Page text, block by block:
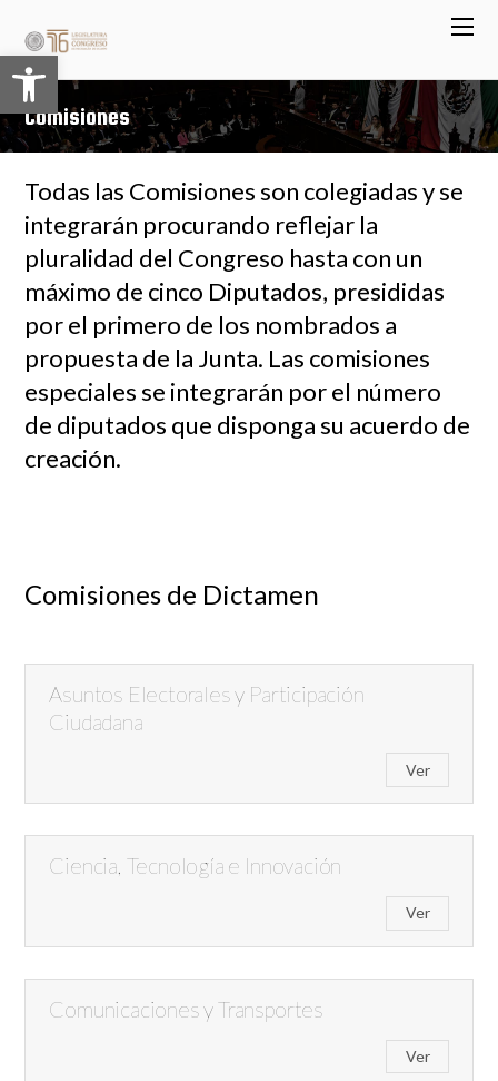
Abrir barra de herramientas
Comisiones
Todas las Comisiones son colegiadas y se
integrarán procurando reflejar la
pluralidad del Congreso hasta con un
máximo de cinco Diputados, presididas
por el primero de los nombrados a
propuesta de la Junta. Las comisiones
especiales se integrarán por el número
de diputados que disponga su acuerdo de
creación.
Comisiones de Dictamen
Asuntos Electorales y Participación
Ciudadana
Ver
Ciencia, Tecnología e Innovación
Ver
Comunicaciones y Transportes
Ver